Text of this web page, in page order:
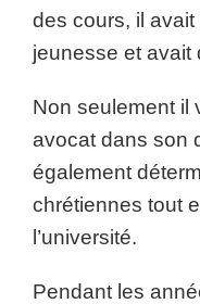
des cours, il
jeunesse et
Non seulement il
avocat dans son
également
chrétiennes tout
l’université.
Pendant les